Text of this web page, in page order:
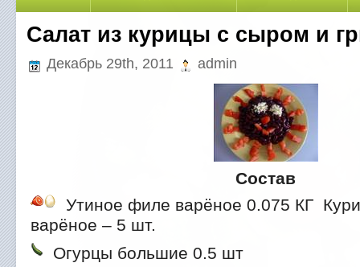
САЛАТЫ ОСТРЫЕ САЛАТЫ ПО АВТОРСКИМ РЕЦЕПТАМ
САЛАТЫ С ФРУКТАМИ
Салат из курицы с сыром и
Декабрь 29th, 2011 admin
Состав
Утиное филе варёное 0.075 КГ
варёное – 5 шт.
Огурцы большие 0.5 шт